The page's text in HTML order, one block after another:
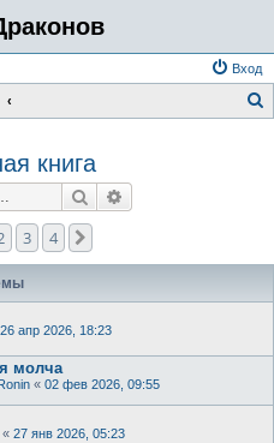
Вход
книга
Поиск
3 4
26 апр 2026, 18:23
молча
« 02 фев 2026, 09:55
« 27 янв 2026, 05:23